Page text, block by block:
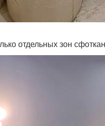
отдельных зон